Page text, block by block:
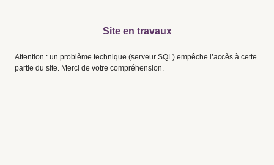
Site en travaux
Attention : un problème technique (serveur SQL) empêche l’accès à cette
partie du site. Merci de votre compréhension.